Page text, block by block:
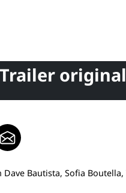
Trailer
Bautista, Sofia